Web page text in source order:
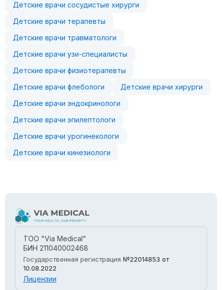
Детские врачи сосудистые хирурги
Детские врачи терапевты
Детские врачи травматологи
Детские врачи узи-специалисты
Детские врачи физиотерапевты
Детские врачи флебологи
Детские врачи хирурги
Детские врачи эндокринологи
Детские врачи эпилептологи
Детские врачи урогинекологи
Детские врачи кинезиологи
ТОО "Via Medical"
БИН 211040002468
Государственная регистрация №22014853 от
10.08.2022
Лицензии